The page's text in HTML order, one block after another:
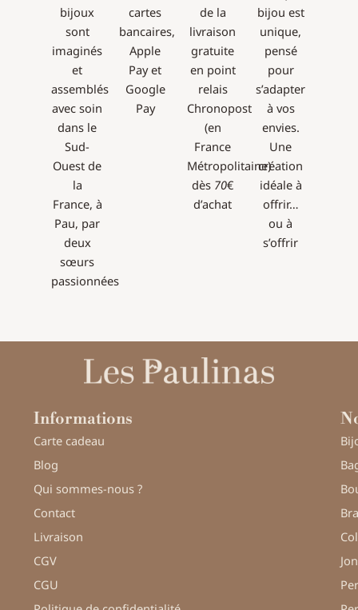
bijoux
sont
imaginés
et
assemblés
avec soin
dans le
Sud-
Ouest de
la
France, à
Pau, par
deux
sœurs
passionnées
cartes
bancaires,
Apple
Pay et
Google
Pay
de la
livraison
gratuite
en point
relais
Chronopost
(en
France
Métropolitaine)
dès 70€
d’achat
bijou est
unique,
pensé
pour
s’adapter
à vos
envies.
Une
création
idéale à
offrir…
ou à
s’offrir
Informations
Carte cadeau
Blog
Qui sommes-nous ?
Contact
Livraison
CGV
CGU